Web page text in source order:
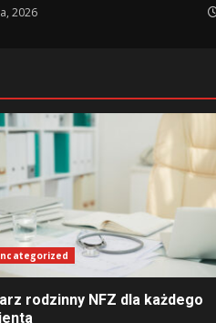
2026
rodzinny NFZ dla każdego